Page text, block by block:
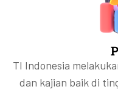
TI Indonesia
dan kajian baik di